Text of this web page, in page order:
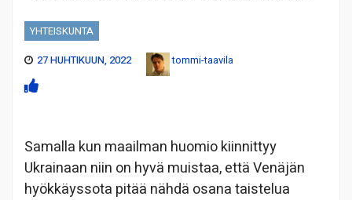
YHTEISKUNTA
27 HUHTIKUUN, 2022
tommi-taavila
Samalla kun maailman huomio kiinnittyy
Ukrainaan niin on hyvä muistaa, että Venäjän
hyökkäyssota pitää nähdä osana taistelua